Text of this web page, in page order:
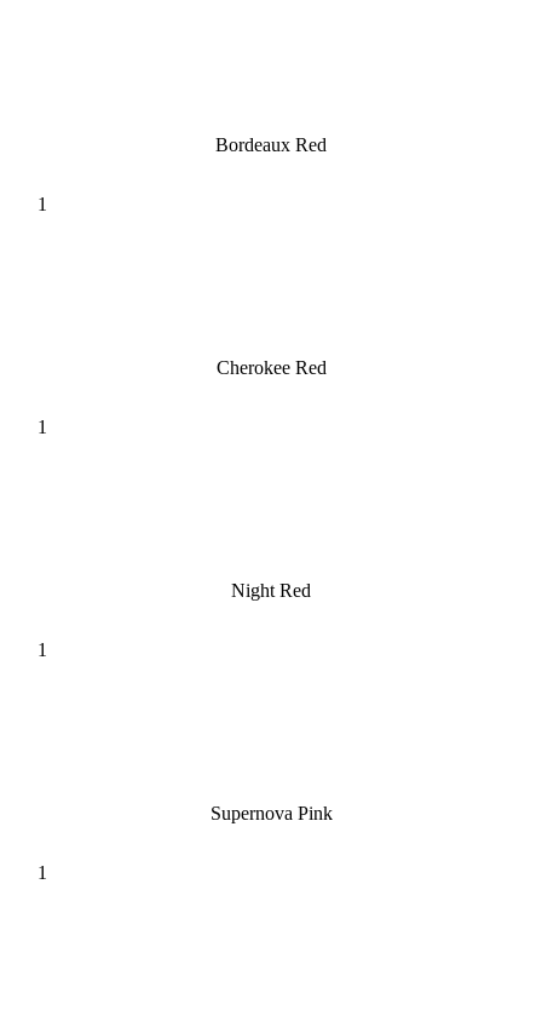
Bordeaux Red
Cherokee Red
Night Red
Supernova Pink